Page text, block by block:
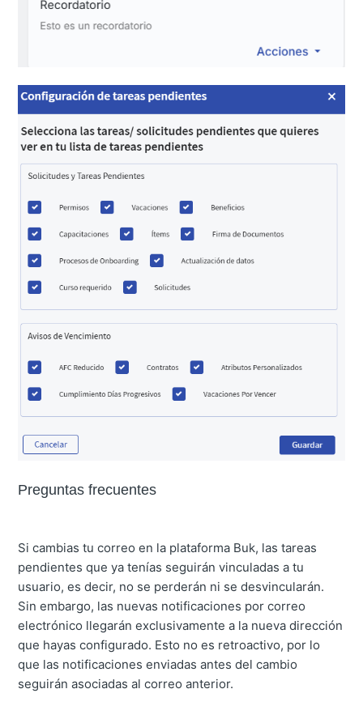
Preguntas frecuentes
Si cambias tu correo en la plataforma Buk, las tareas
pendientes que ya tenías seguirán vinculadas a tu
usuario, es decir, no se perderán ni se desvincularán.
Sin embargo, las nuevas notificaciones por correo
electrónico llegarán exclusivamente a la nueva dirección
que hayas configurado. Esto no es retroactivo, por lo
que las notificaciones enviadas antes del cambio
seguirán asociadas al correo anterior.